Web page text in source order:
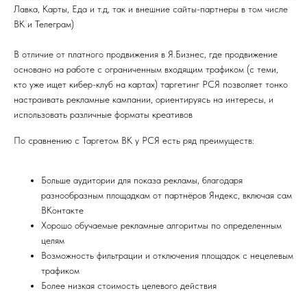
Лавка, Карты, Еда и т.д, так и внешние сайты-партнеры в том числе
ВК и Телеграм)
В отличие от платного продвижения в Я.Бизнес, где продвижение
основано на работе с ограниченным входящим трафиком (с теми,
кто уже ищет кибер-клуб на картах) таргетинг РСЯ позволяет тонко
настраивать рекламные кампании, ориентируясь на интересы, и
использовать различные форматы креативов
По сравнению с Таргетом ВК у РСЯ есть ряд преимуществ:
Больше аудитории для показа рекламы, благодаря
разнообразным площадкам от партнёров Яндекс, включая сам
ВКонтакте
Хорошо обучаемые рекламные алгоритмы по определенным
целям
Возможность фильтрации и отключения площадок с нецелевым
трафиком
Более низкая стоимость целевого действия